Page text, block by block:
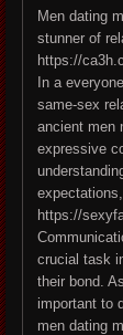
Men dating
stunner of
https://
In a
same-sex
ancient men
expressive
https://
crucial task
their bond.
important to
men dating